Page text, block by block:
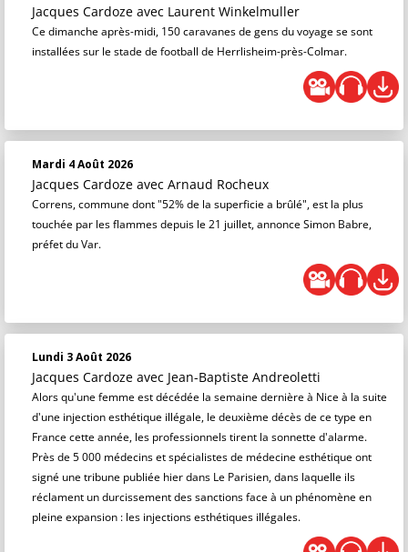
Jacques Cardoze avec Laurent Winkelmuller
Ce dimanche après-midi, 150 caravanes de gens du voyage se sont
installées sur le stade de football de Herrlisheim-près-Colmar.
Mardi 4 Août 2026
Jacques Cardoze avec Arnaud Rocheux
Correns, commune dont "52% de la superficie a brûlé", est la plus
touchée par les flammes depuis le 21 juillet, annonce Simon Babre,
préfet du Var.
Lundi 3 Août 2026
Jacques Cardoze avec Jean-Baptiste Andreoletti
Alors qu'une femme est décédée la semaine dernière à Nice à la suite
d'une injection esthétique illégale, le deuxième décès de ce type en
France cette année, les professionnels tirent la sonnette d'alarme.
Près de 5 000 médecins et spécialistes de médecine esthétique ont
signé une tribune publiée hier dans Le Parisien, dans laquelle ils
réclament un durcissement des sanctions face à un phénomène en
pleine expansion : les injections esthétiques illégales.